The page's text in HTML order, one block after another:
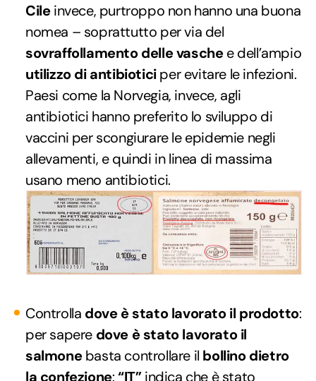
Cileinvece, purtroppo non hanno una buona
nomea – soprattutto per via del
sovraffollamento delle vaschee dell’ampio
utilizzo di antibioticiper evitare le infezioni.
Paesi come la Norvegia, invece, agli
antibiotici hanno preferito lo sviluppo di
vaccini per scongiurare le epidemie negli
allevamenti, e quindi in linea di massima
usano meno antibiotici.
Controlla dove è stato lavorato il prodotto:
per sapere dove è stato lavorato il
salmonebasta controllare il bollino dietro
la confezione:“IT”indica che è stato